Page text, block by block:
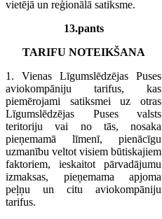
vietējā un reģionālā satiksme.
13.pants
TARIFU NOTEIKŠANA
1. Vienas Līgumslēdzējas Puses
aviokompāniju tarifus, kas
piemērojami satiksmei uz otras
Līgumslēdzējas Puses valsts
teritoriju vai no tās, nosaka
pieņemamā līmenī, pienācīgu
uzmanību veltot visiem būtiskajiem
faktoriem, ieskaitot pārvadājumu
izmaksas, pieņemama apjoma
peļņu un citu aviokompāniju
tarifus.